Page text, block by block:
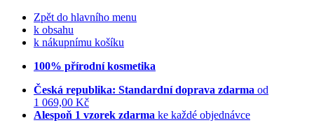
Zpět do hlavního menu
k obsahu
k nákupnímu košíku
100% přírodní kosmetika
Česká republika: Standardní doprava zdarma od
1 069,00 Kč
Alespoň 1 vzorek zdarma ke každé objednávce